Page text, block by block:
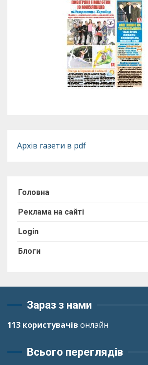
Архів газети в pdf
Головна
Реклама на сайті
Login
Блоги
Зараз з нами
113 користувачів онлайн
Всього переглядів